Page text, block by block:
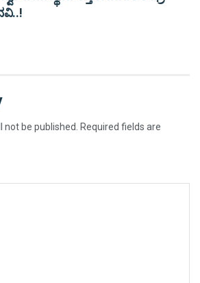
be published.
Required fields are